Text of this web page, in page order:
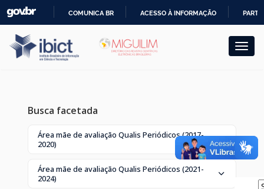
navigation
PARA
O
COMUNICA BR ACESSO À INFORMAÇÃO
Busca facetada
Área mãe de avaliação Qualis Periódicos (2017-
2020)
Área mãe de avaliação Qualis Periódicos (2021-
2024)